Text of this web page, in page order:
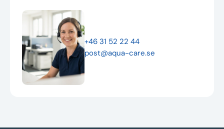
+46 31 52 22 44
post@aqua-care.se